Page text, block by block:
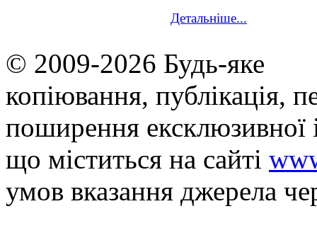
Детальніше...
© 2009-2026 Будь-яке
копiювання, публiкацiя,
поширення
що мiститься на сайті
умов вказання джерела